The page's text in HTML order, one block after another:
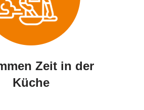
Zeit in der
Küche